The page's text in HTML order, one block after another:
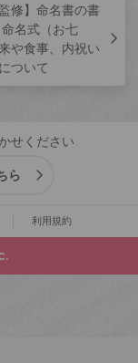
監修】命名書の書
名式（お七
や食事、内祝い
ついて
せください
ら
利用規約